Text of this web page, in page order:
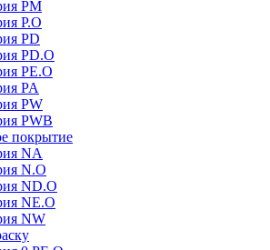
PM
P.O
PD
PD.O
PE.O
PA
PW
PWB
покрытие
NA
N.O
ND.O
NE.O
NW